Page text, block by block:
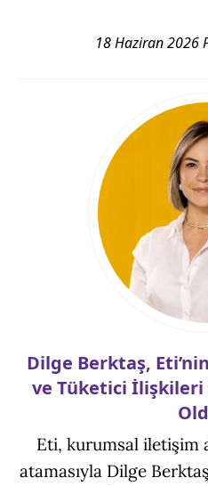
18 Haziran 2026
Dilge Berktaş,
ve Tüketici İlişkileri
Eti, kurumsal iletişim
atamasıyla Dilge